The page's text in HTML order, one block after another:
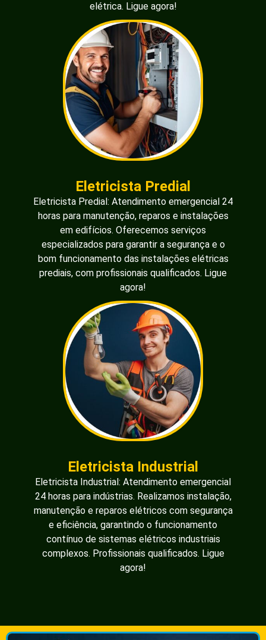
elétrica. Ligue agora!
Eletricista Predial
Eletricista Predial: Atendimento emergencial 24
horas para manutenção, reparos e instalações
em edifícios. Oferecemos serviços
especializados para garantir a segurança e o
bom funcionamento das instalações elétricas
prediais, com profissionais qualificados. Ligue
agora!
Eletricista Industrial
Eletricista Industrial: Atendimento emergencial
24 horas para indústrias. Realizamos instalação,
manutenção e reparos elétricos com segurança
e eficiência, garantindo o funcionamento
contínuo de sistemas elétricos industriais
complexos. Profissionais qualificados. Ligue
agora!